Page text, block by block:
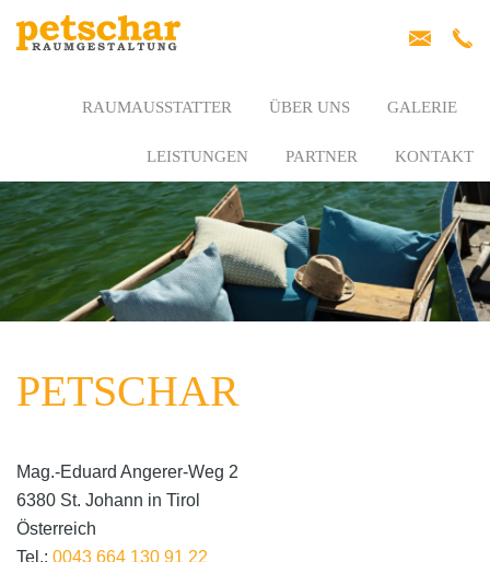
RAUMAUSSTATTER ÜBER UNS GALERIE
LEISTUNGEN PARTNER KONTAKT
PETSCHAR
Mag.-Eduard Angerer-Weg 2
6380 St. Johann in Tirol
Österreich
Tel.: 0043 664 130 91 22